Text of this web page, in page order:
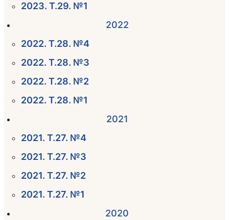
2023. Т.29. №1
2022
2022. Т.28. №4
2022. Т.28. №3
2022. Т.28. №2
2022. Т.28. №1
2021
2021. Т.27. №4
2021. Т.27. №3
2021. Т.27. №2
2021. Т.27. №1
2020